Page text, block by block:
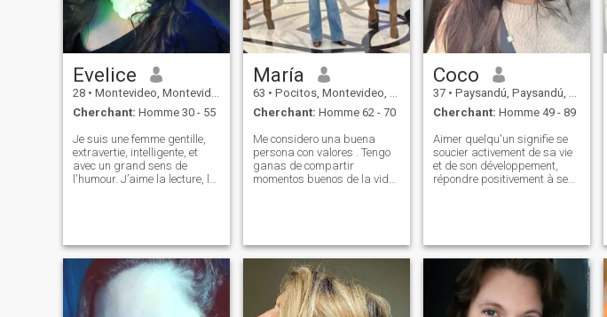
Evelice
28 • Montevideo, Montevideo, Uruguay
Cherchant: Homme 30 - 55
Je suis une femme gentille,
extravertie, intelligente, et
avec un grand sens de
l'humour. J’aime la lecture, la
dans leurs buts, qui ajoutent
à ma vie et projets mutuels.
María
63 • Pocitos, Montevideo, Uruguay
Cherchant: Homme 62 - 70
Me considero una buena
persona con valores . Tengo
ganas de compartir
momentos buenos de la vida
pequeñas cosas. Buenas
comidas, paseos, etc.
Coco
37 • Paysandú, Paysandú, Uruguay
Cherchant: Homme 49 - 89
Aimer quelqu'un signifie se
soucier activement de sa vie
et de son développement,
répondre positivement à ses
grandir et à se développer à
sa manière, en pensant aux
autres